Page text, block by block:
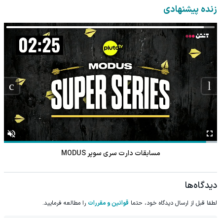
کن!
زنده پیشنهادی
مسابقات دارت سری سوپر MODUS
دیدگاه‌ها
لطفا قبل از ارسال دیدگاه خود، حتما قوانین و مقررات را مطالعه فرمایید.